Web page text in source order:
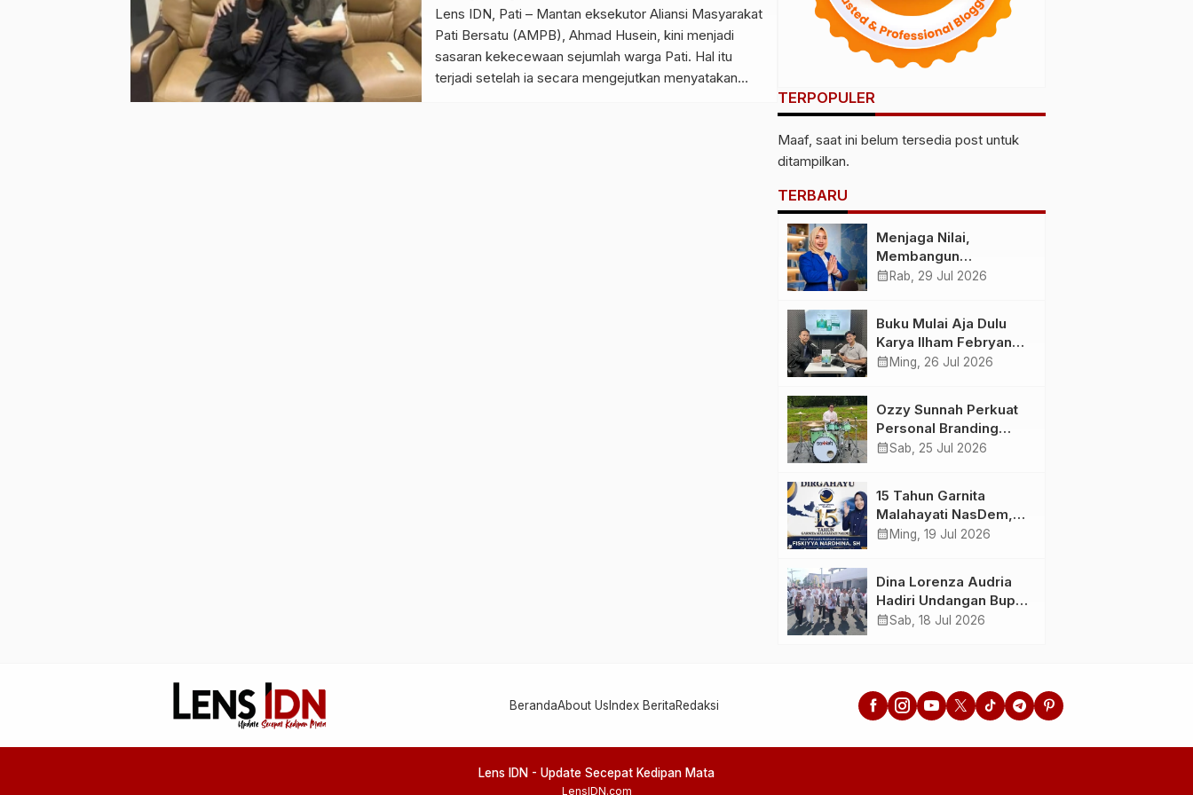
Lens IDN, Pati – Mantan eksekutor Aliansi Masyarakat
Pati Bersatu (AMPB), Ahmad Husein, kini menjadi
sasaran kekecewaan sejumlah warga Pati. Hal itu
terjadi setelah ia secara mengejutkan menyatakan
TERPOPULER
Maaf, saat ini belum tersedia post untuk
ditampilkan.
TERBARU
Menjaga Nilai,
Membangun
Kemandirian
Ekonomi Perempuan
yang Berdaya,
Akuntabel dan
Ahlussunnah wal
Jamaah
calendar_month Rab, 29 Jul 2026
Buku Mulai Aja Dulu
Karya Ilham Febryan
Hadir, Dorong Anak
Bertindak
calendar_month Ming, 26 Jul 2026
Ozzy Sunnah Perkuat
Personal Branding
sebagai Drummer,
Video Klip AI “Jagalah
Cinta”
calendar_monthSab, 25 Jul 2026
15 Tahun Garnita
Malahayati NasDem,
Menginspirasi
calendar_month Ming, 19 Jul 2026
Dina Lorenza Audria
Hadiri Undangan Bupati
Banyuwangi, Saksikan
calendar_monthSab, 18 Jul 2026
BerandaAbout Us Index BeritaRedaksi
Lens IDN - Update Secepat Kedipan Mata
LensIDN.com